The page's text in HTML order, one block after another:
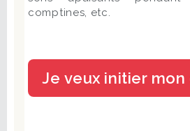
comptines, etc.